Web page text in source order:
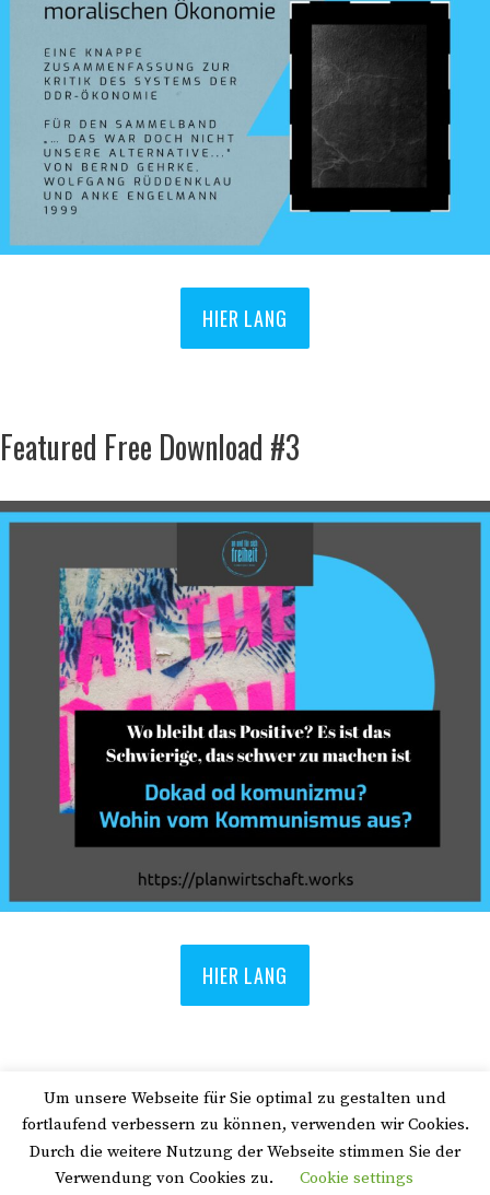
HIER LANG
Featured Free Download #3
HIER LANG
Suchen
Um unsere Webseite für Sie optimal zu gestalten und
fortlaufend verbessern zu können, verwenden wir Cookies.
Durch die weitere Nutzung der Webseite stimmen Sie der
Verwendung von Cookies zu.
Cookie settings